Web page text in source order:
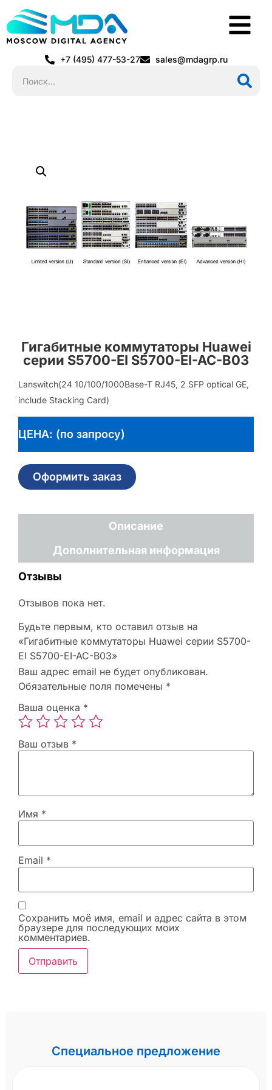
+7 (495) 477-53-27 sales@mdagrp.ru
Гигабитные коммутаторы Huawei
серии S5700-EI S5700-EI-AC-B03
Lanswitch(24 10/100/1000Base-T RJ45, 2 SFP optical GE,
include Stacking Card)
ЦЕНА: (по запросу)
Оформить заказ
Описание
Дополнительная информация
Отзывы
Отзывов пока нет.
Будьте первым, кто оставил отзыв на
«Гигабитные коммутаторы Huawei серии S5700-
EI S5700-EI-AC-B03»
Ваш адрес email не будет опубликован.
Обязательные поля помечены *
Ваша оценка *
Ваш отзыв *
Имя *
Email *
Сохранить моё имя, email и адрес сайта в этом
браузере для последующих моих
комментариев.
Специальное предложение